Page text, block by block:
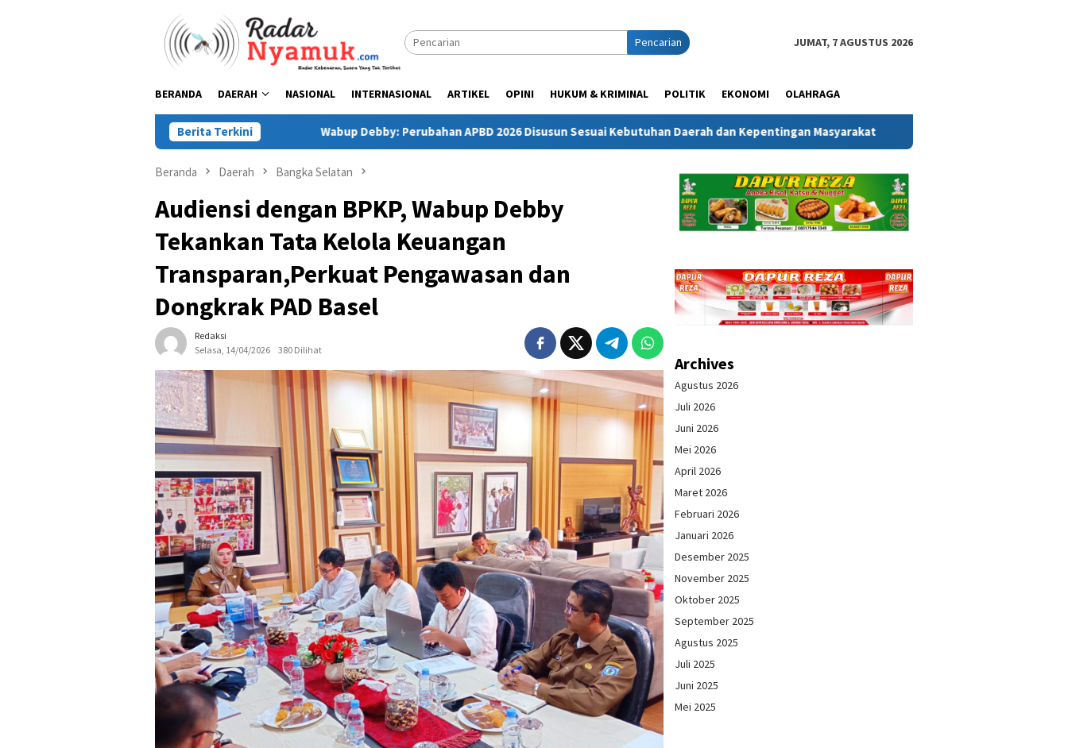
Pencarian JUMAT, 7 AGUSTUS 2026
BERANDA DAERAH NASIONAL INTERNASIONAL ARTIKEL OPINI HUKUM & KRIMINAL POLITIK EKONOMI OLAHRAGA
Berita Terkini
Wabup Debby: Perubahan APBD 2026 Disusun Sesuai Kebutuhan Daerah dan Kepentingan Masyarakat Melalui Gerakan Bendera Merah Putih,
Beranda Daerah Bangka Selatan
Audiensi dengan BPKP, Wabup Debby
Tekankan Tata Kelola Keuangan
Transparan,Perkuat Pengawasan dan
Dongkrak PAD Basel
Redaksi
Selasa, 14/04/2026
380 Dilihat
Archives
Agustus 2026
Juli 2026
Juni 2026
Mei 2026
April 2026
Maret 2026
Februari 2026
Januari 2026
Desember 2025
November 2025
Oktober 2025
September 2025
Agustus 2025
Juli 2025
Juni 2025
Mei 2025